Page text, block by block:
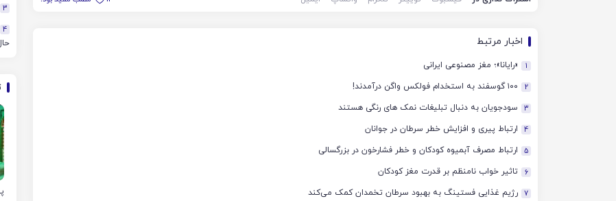
اخبار مرتبط
1 «رایانا»؛ مغز مصنوعی ایرانی
2 ۱۰۰ گوسفند به استخدام فولکس واگن درآمدند!
3 سودجویان به دنبال تبلیغات نمک های رنگی هستند
4 ارتباط پیری و افزایش خطر سرطان در جوانان
5 ارتباط مصرف آبمیوه کودکان و خطر فشارخون در بزرگسالی
6 تاثیر خواب نامنظم بر قدرت مغز کودکان
7 رژیم غذایی فستینگ به بهبود سرطان تخمدان کمک می‌کند
3
4